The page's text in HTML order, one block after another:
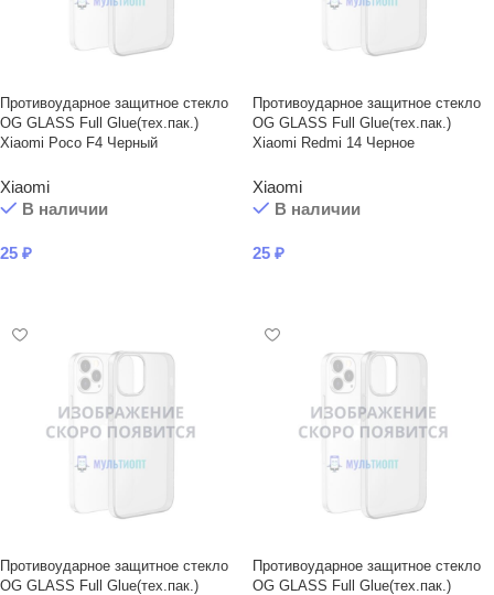
Противоударное защитное стекло
OG GLASS Full Glue(тех.пак.)
Xiaomi Poco F4 Черный
Xiaomi
В наличии
25 ₽
Противоударное защитное стекло
OG GLASS Full Glue(тех.пак.)
Xiaomi Redmi 14 Черное
Xiaomi
В наличии
25 ₽
Противоударное защитное стекло
OG GLASS Full Glue(тех.пак.)
Противоударное защитное стекло
OG GLASS Full Glue(тех.пак.)